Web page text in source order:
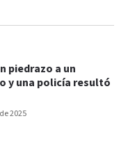
2025
piedrazo a un
y una policía resultó